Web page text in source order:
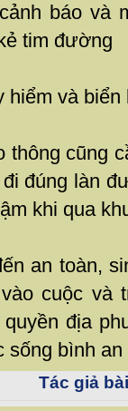
báo và
tim đường
hiểm và
thông cũng
đúng làn
khi qua
an toàn,
cuộc và
địa
sống bình
Tác giả